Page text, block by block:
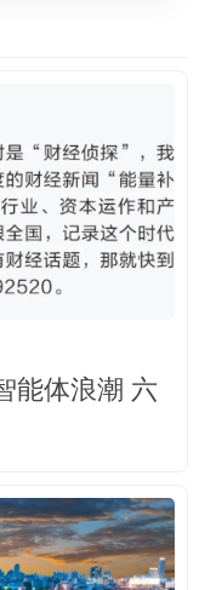
能体浪潮 六